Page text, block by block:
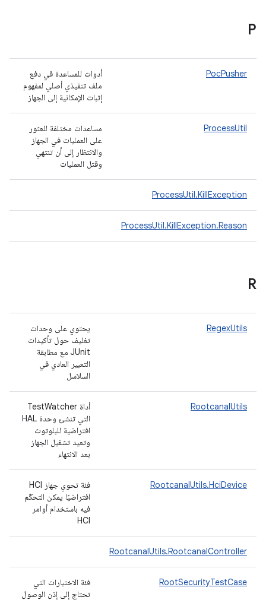
P
PocPusher
أدوات للمساعدة في دفع
ملف تنفيذي أصلي لمفهوم
إثبات الإمكانية إلى الجهاز
ProcessUtil
مساعدات مختلفة للعثور
على العمليات في الجهاز
والانتظار إلى أن تنتهي
وقتل العمليات
ProcessUtil.KillException
ProcessUtil.KillException.Reason
R
RegexUtils
يحتوي على وحدات
تغليف حول تأكيدات
JUnit مع مطابقة
التعبير العادي في
السلاسل
RootcanalUtils
أداة TestWatcher
التي تنشئ وحدة HAL
افتراضية للبلوتوث
وتعيد تشغيل الجهاز
بعد الانتهاء
RootcanalUtils.HciDevice
فئة تحوي جهاز HCI
افتراضيًا يمكن التحكّم
فيه باستخدام أوامر
HCI
RootcanalUtils.RootcanalController
RootSecurityTestCase
فئة الاختبارات التي
تحتاج إلى إذن الوصول